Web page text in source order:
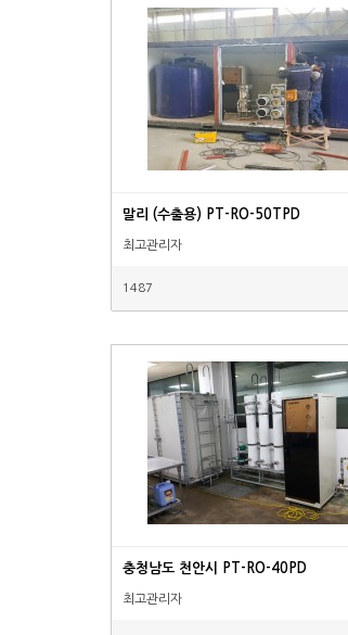
말리 (수출용) PT-RO-50TPD
최고관리자
1487
충청남도 천안시 PT-RO-40PD
최고관리자